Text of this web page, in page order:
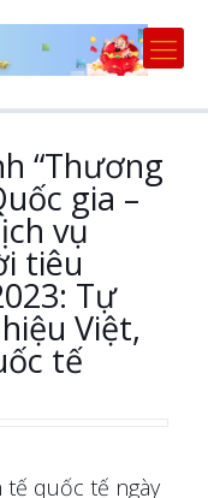
“Thương
gia –
vụ
tiêu
Tự
Việt,
tế
quốc tế ngày